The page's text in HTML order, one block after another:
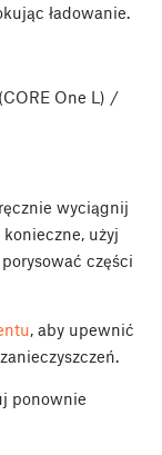
ładowanie.
One L) /
wyciągnij
użyj
części
, aby upewnić
ponownie